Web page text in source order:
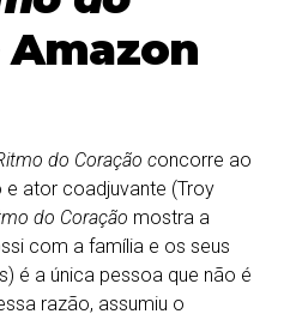
Amazon
do Coração concorre ao
ator coadjuvante (Troy
do Coração mostra a
com a família e os seus
é a única pessoa que não é
razão, assumiu o